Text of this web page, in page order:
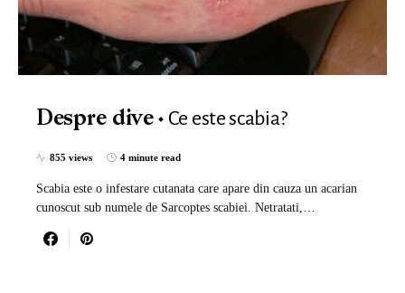
Despre dive Ce este scabia?
855 views 4 minute read
Scabia este o infestare cutanata care apare din cauza un acarian
cunoscut sub numele de Sarcoptes scabiei. Netratati,…